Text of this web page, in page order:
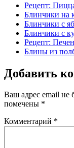
Рецепт:
Блинчики на
Блинчики с
Блинчики с
Рецепт:
Блины из
Добавить
Ваш адрес email не
помечены *
Комментарий *